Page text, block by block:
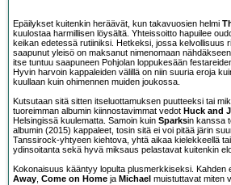
Epäilykset kuitenkin heräävät, kun takavuosien helmi
kuulostaa harmillisen löysältä. Yhteissoitto hapuilee
keikan edetessä rutiiniksi. Hetkeksi, jossa kelvollisuus
saapunut yleisö on maksanut nimenomaan
itse tuntuu saapuneen Pohjolan loppukesään
Hyvin harvoin kappaleiden välillä on niin suuria eroja
kuullaan kuin ohimennen muiden joukossa.
Kutsutaan sitä sitten itseluottamuksen puutteeksi tai
tuoreimman albumin kiinnostavimmat vedot Huck and
Helsingissä kuulematta. Samoin kuin Sparksin kanssa
albumin (2015) kappaleet, tosin sitä ei voi pitää järin
Tanssirock-yhtyeen kiehtova, yhtä aikaa kielekkeellä
ydinsoitanta sekä hyvä miksaus pelastavat kuitenkin
Kokonaisuus kääntyy lopulta plusmerkkiseksi. Kahden
Away, Come on Home ja Michael muistuttavat miten